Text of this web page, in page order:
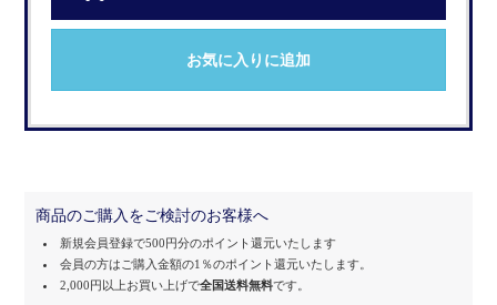
お気に入りに追加
商品のご購入をご検討のお客様へ
新規会員登録で500円分のポイント還元いたします
会員の方はご購入金額の1％のポイント還元いたします。
2,000円以上お買い上げで全国送料無料です。